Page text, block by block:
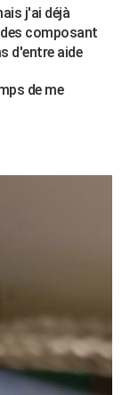
j'ai déjà
composant
d'entre aide
de me